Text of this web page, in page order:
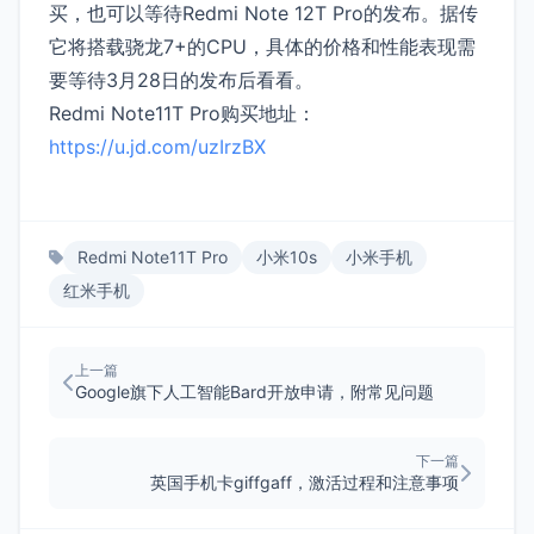
买，也可以等待Redmi Note 12T Pro的发布。据传
它将搭载骁龙7+的CPU，具体的价格和性能表现需
要等待3月28日的发布后看看。
Redmi Note11T Pro购买地址：
https://u.jd.com/uzIrzBX
Redmi Note11T Pro 小米10s
小米手机
红米手机
上一篇
Google旗下人工智能Bard开放申请，附常见问题
下一篇
英国手机卡giffgaff，激活过程和注意事项